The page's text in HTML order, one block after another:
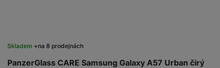
PanzerGlass CARE Samsung Galaxy A57 Urban čirý
Skladem na 8 prodejnách